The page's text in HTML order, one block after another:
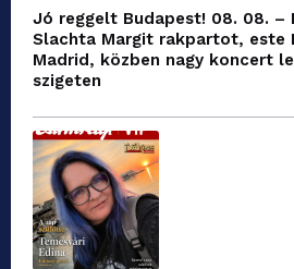
Jó reggelt Budapest! 08. 08. –
Slachta Margit rakpartot, este
Madrid, közben nagy koncert
szigeten